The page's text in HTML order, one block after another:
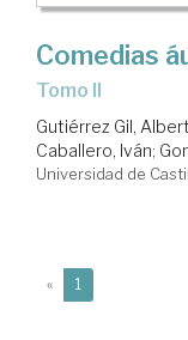
Comedias
Tomo II
Gutiérrez Gil,
Caballero, Iván;
Universidad de
« 1